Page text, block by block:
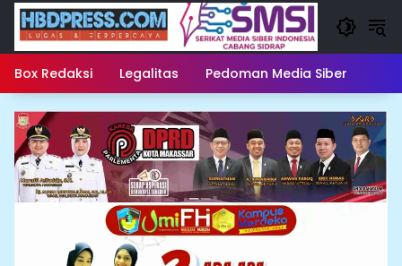
Langsung
konten
Box Redaksi Legalitas Pedoman Media Siber